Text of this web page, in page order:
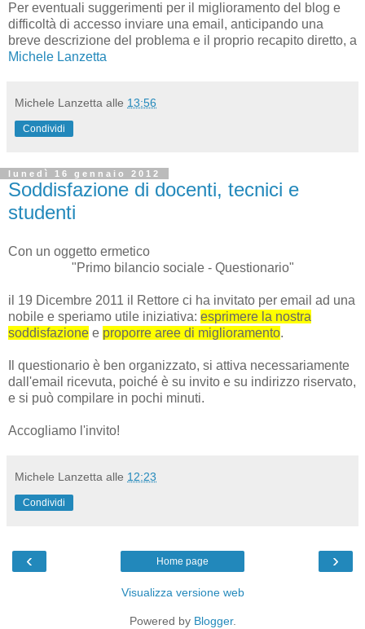
Per eventuali suggerimenti per il miglioramento del blog e
difficoltà di accesso inviare una email, anticipando una
breve descrizione del problema e il proprio recapito diretto, a
Michele Lanzetta
Michele Lanzetta alle 13:56
Condividi
lunedì 16 gennaio 2012
Soddisfazione di docenti, tecnici e
studenti
Con un oggetto ermetico
"Primo bilancio sociale - Questionario"
il 19 Dicembre 2011 il Rettore ci ha invitato per email ad una
nobile e speriamo utile iniziativa: esprimere la nostra
soddisfazione e proporre aree di miglioramento.
Il questionario è ben organizzato, si attiva necessariamente
dall'email ricevuta, poiché è su invito e su indirizzo riservato,
e si può compilare in pochi minuti.
Accogliamo l'invito!
Michele Lanzetta alle 12:23
Condividi
‹ ›
Home page
Visualizza versione web
Powered by Blogger.